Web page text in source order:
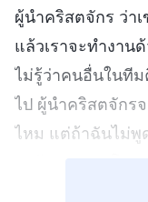
ผู้นำคริสตจักร ว่า
แล้วเราจะทำงาน
ไม่รู้ว่าคนอื่นในทีม
ไป ผู้นำคริสตจักร
ไหม แต่ถ้าฉันไม่พู
ครุ่นคิดอยู่พอสมค